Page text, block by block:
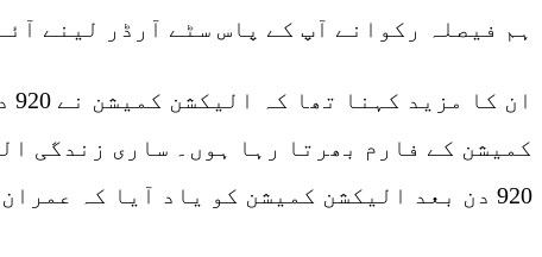
ہم فیصلہ رکوانے آپ کے پاس سٹے آرڈر لینے
920 دن بعد الیکشن کمیشن کو یاد آیا کہ عمران خان نے مس ڈیکلیئریشن کر دیا۔